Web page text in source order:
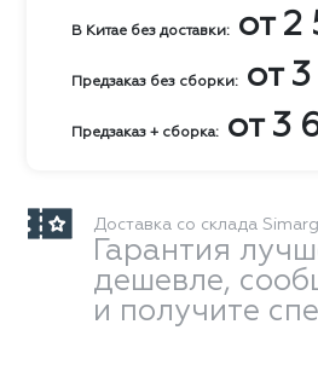
В Китае без доставки: от 2
Предзаказ без сборки: от
Предзаказ + сборка: от 3
Доставка со склада
Гарантия
дешевле,
и получите